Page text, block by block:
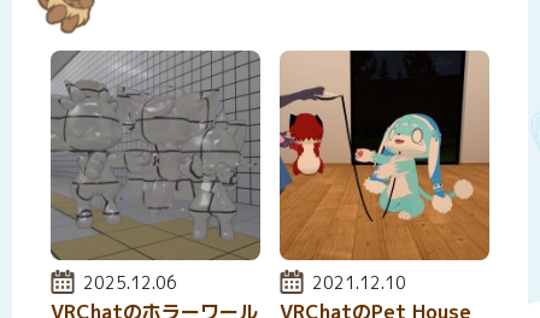
投稿日:
2025.12.06
VRChatのホラーワール
投稿日:
2021.12.10
VRChatのPet House